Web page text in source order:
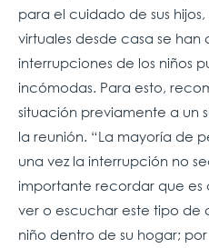
para el cuidado de sus
virtuales desde casa se han
interrupciones de los niños
incómodas. Para esto,
situación previamente a un
la reunión. “La mayoría de
una vez la interrupción no
importante recordar que
ver o escuchar este tipo de
niño dentro de su hogar;